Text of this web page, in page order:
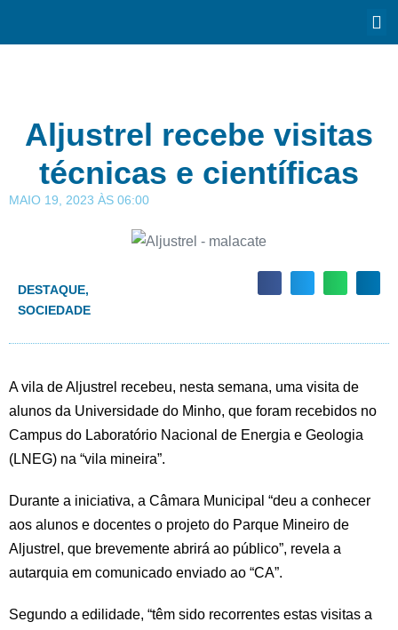
Aljustrel recebe visitas
técnicas e científicas
MAIO 19, 2023 ÀS 06:00
DESTAQUE,
SOCIEDADE
A vila de Aljustrel recebeu, nesta semana, uma visita de
alunos da Universidade do Minho, que foram recebidos no
Campus do Laboratório Nacional de Energia e Geologia
(LNEG) na “vila mineira”.
Durante a iniciativa, a Câmara Municipal “deu a conhecer
aos alunos e docentes o projeto do Parque Mineiro de
Aljustrel, que brevemente abrirá ao público”, revela a
autarquia em comunicado enviado ao “CA”.
Segundo a edilidade, “têm sido recorrentes estas visitas a